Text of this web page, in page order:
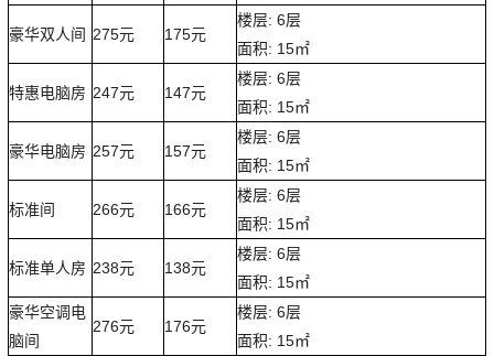
豪华双人间 275元 175元
楼层: 6层
面积: 15㎡
特惠电脑房 247元 147元
楼层: 6层
面积: 15㎡
豪华电脑房 257元 157元
楼层: 6层
面积: 15㎡
标准间 266元 166元
楼层: 6层
面积: 15㎡
标准单人房 238元 138元
楼层: 6层
面积: 15㎡
豪华空调电
脑间
276元 176元
楼层: 6层
面积: 15㎡